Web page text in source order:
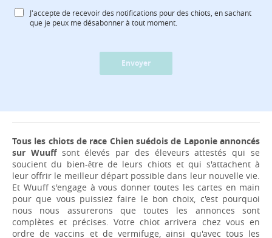
J'accepte de recevoir des notifications pour des chiots, en sachant
que je peux me désabonner à tout moment.
Envoyer
Tous les chiots de race Chien suédois de Laponie annoncés
sur Wuuffsont élevés par des éleveurs attestés qui se
soucient du bien-être de leurs chiots et qui s'attachent à
leur offrir le meilleur départ possible dans leur nouvelle vie.
Et Wuuff s'engage à vous donner toutes les cartes en main
pour que vous puissiez faire le bon choix, c'est pourquoi
nous nous assurerons que toutes les annonces sont
complètes et précises. Votre chiot arrivera chez vous en
ordre de vaccins et de vermifuge, ainsi qu'avec tous les